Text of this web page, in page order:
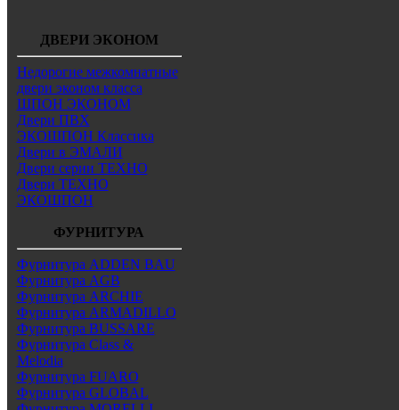
ДВЕРИ ЭКОНОМ
Недорогие межкомнатные
двери эконом класса
ШПОН ЭКОНОМ
Двери ПВХ
ЭКОШПОН Классика
Двери в ЭМАЛИ
Двери серии ТЕХНО
Двери ТЕХНО
ЭКОШПОН
ФУРНИТУРА
Фурнитура ADDEN BAU
Фурнитура AGB
Фурнитура ARCHIE
Фурнитура ARMADILLO
Фурнитура BUSSARE
Фурнитура Class &
Melodia
Фурнитура FUARO
Фурнитура GLOBAL